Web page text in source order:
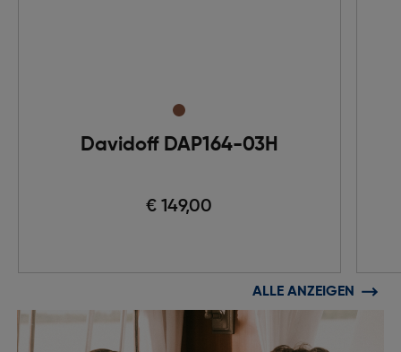
Davidoff DAP164-03H
€ 149,00
ALLE ANZEIGEN